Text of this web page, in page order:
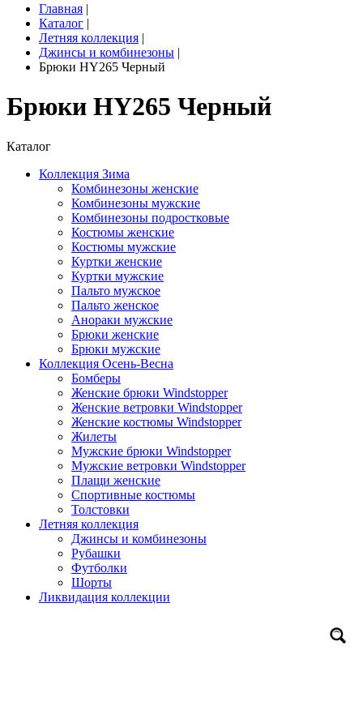
Главная |
Каталог |
Летняя коллекция |
Джинсы и комбинезоны |
Брюки HY265 Черный
Брюки HY265 Черный
Каталог
Коллекция Зима
Комбинезоны женские
Комбинезоны мужские
Комбинезоны подростковые
Костюмы женские
Костюмы мужские
Куртки женские
Куртки мужские
Пальто мужское
Пальто женское
Анораки мужские
Брюки женские
Брюки мужские
Коллекция Осень-Весна
Бомберы
Женские брюки Windstopper
Женские ветровки Windstopper
Женские костюмы Windstopper
Жилеты
Мужские брюки Windstopper
Мужские ветровки Windstopper
Плащи женские
Спортивные костюмы
Толстовки
Летняя коллекция
Джинсы и комбинезоны
Рубашки
Футболки
Шорты
Ликвидация коллекции